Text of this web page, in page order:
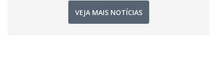
VEJA MAIS NOTÍCIAS